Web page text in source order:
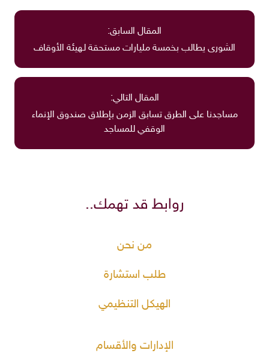
المقال السابق:
الشورى يطالب بخمسة مليارات مستحقة لـهيئة الأوقاف
المقال التالي:
مساجدنا على الطرق تسابق الزمن بإطلاق صندوق الإنماء
الوقفي للمساجد
روابط قد تهمك..
من نحن
طلب استشارة
الهيكل التنظيمي
الإدارات والأقسام